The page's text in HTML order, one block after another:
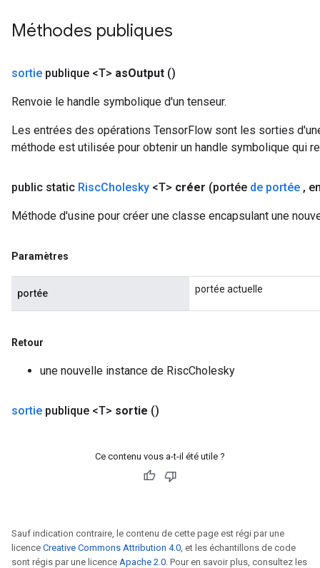
Méthodes publiques
sortie publique <T> asOutput ()
Renvoie le handle symbolique d'un tenseur.
Les entrées des opérations TensorFlow sont les sorties
méthode est utilisée pour obtenir un handle symbolique qui
public static RiscCholesky <T> créer (portée de portée ,
Méthode d'usine pour créer une classe encapsulant une
Paramètres
portée portée actuelle
Retour
une nouvelle instance de RiscCholesky
sortie publique <T> sortie ()
Ce contenu vous a-t-il été utile ?
Sauf indication contraire, le contenu de cette page est régi par une
licence Creative Commons Attribution 4.0, et les échantillons de code
sont régis par une licence Apache 2.0. Pour en savoir plus, consultez les